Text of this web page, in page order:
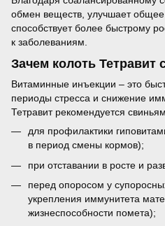
обмен веществ, улучшает общее
способствует более быстрому
к заболеваниям.
Зачем колоть Тетравит
Витаминные инъекции – это
периоды стресса и снижение
Тетравит рекомендуется
для профилактики
в период смены кормов);
при отставании в росте и
перед опоросом у
укрепления иммунитета
жизнеспособности помета);